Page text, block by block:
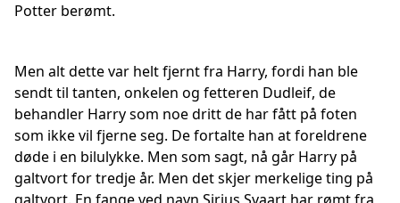
Potter berømt.
Men alt dette var helt fjernt fra Harry, fordi han ble
sendt til tanten, onkelen og fetteren Dudleif, de
behandler Harry som noe dritt de har fått på foten
som ikke vil fjerne seg. De fortalte han at foreldrene
døde i en bilulykke. Men som sagt, nå går Harry på
galtvort for tredje år. Men det skjer merkelige ting på